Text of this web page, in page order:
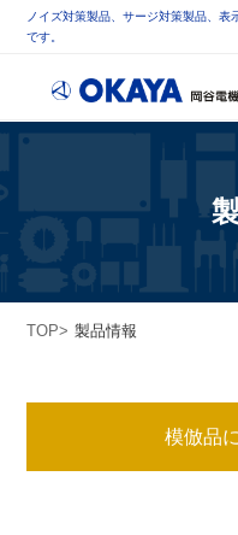
ノイズ対策製品、サージ対策製品、
です。
TOP 製品情報
模倣品